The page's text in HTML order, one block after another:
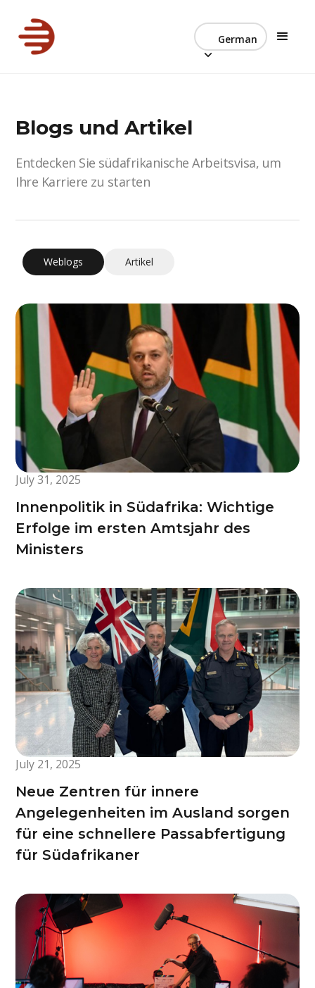
German
Blogs und Artikel
Entdecken Sie südafrikanische Arbeitsvisa, um
Ihre Karriere zu starten
Weblogs Artikel
July 31, 2025
Innenpolitik in Südafrika: Wichtige
Erfolge im ersten Amtsjahr des
Ministers
July 21, 2025
Neue Zentren für innere
Angelegenheiten im Ausland sorgen
für eine schnellere Passabfertigung
für Südafrikaner